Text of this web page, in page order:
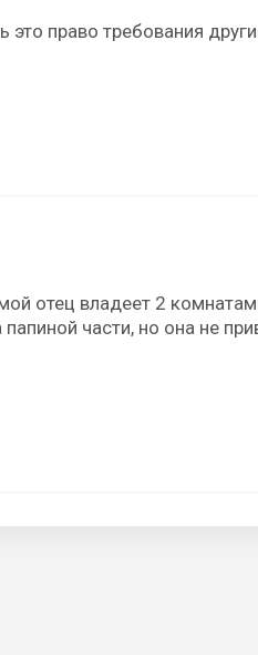
право требования
отец владеет 2
части, но она не